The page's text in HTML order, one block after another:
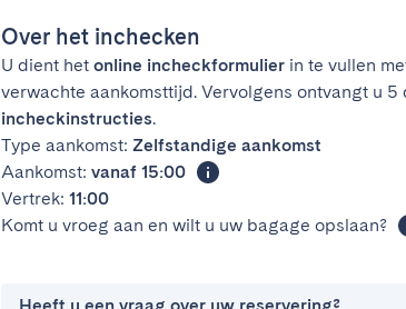
Over het inchecken
U dient het online incheckformulier in te vullen
verwachte aankomsttijd. Vervolgens ontvangt u 5
incheckinstructies.
Type aankomst: Zelfstandige aankomst
Aankomst: vanaf 15:00
Vertrek: 11:00
Komt u vroeg aan en wilt u uw bagage opslaan?